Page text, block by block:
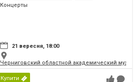
Концерты
21 вересня, 18:00
Черниговский областной академический
Купити